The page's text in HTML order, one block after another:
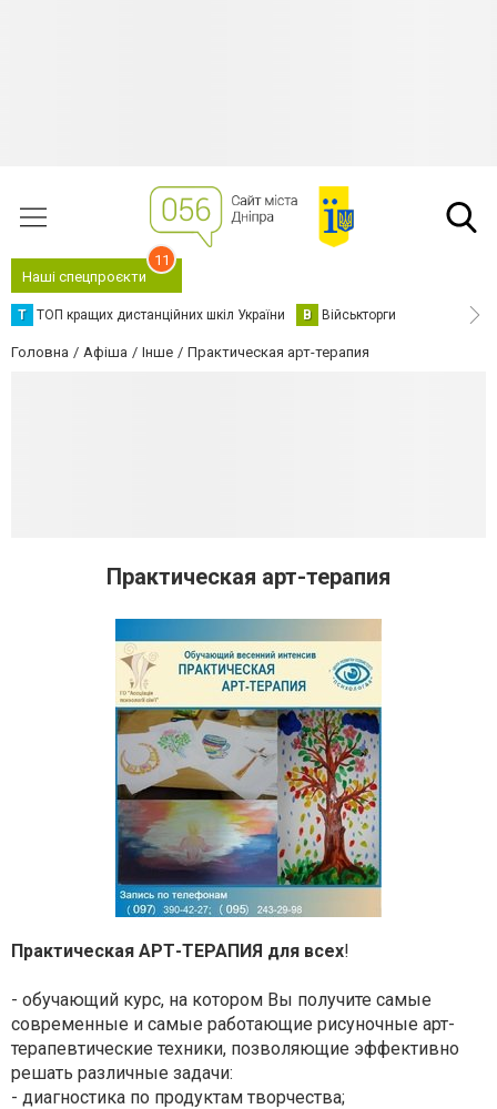
Наші спецпроєкти
11
Т ТОП кращих дистанційних шкіл України В Військторги
Головна Афіша Інше Практическая арт-терапия
Практическая арт-терапия
Практическая АРТ-ТЕРАПИЯ для всех!
- обучающий курс, на котором Вы получите самые
современные и самые работающие рисуночные арт-
терапевтические техники, позволяющие эффективно
решать различные задачи:
- диагностика по продуктам творчества;